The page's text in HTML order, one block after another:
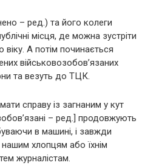
– ред.) та його колеги
місця, де можна зустріти
віку. А потім починається
військовозобов’язаних
та везуть до ТЦК.
справу із загнаним у кут
– ред.] продовжують
в машині, і завжди
хлопцям або їхнім
журналістам.